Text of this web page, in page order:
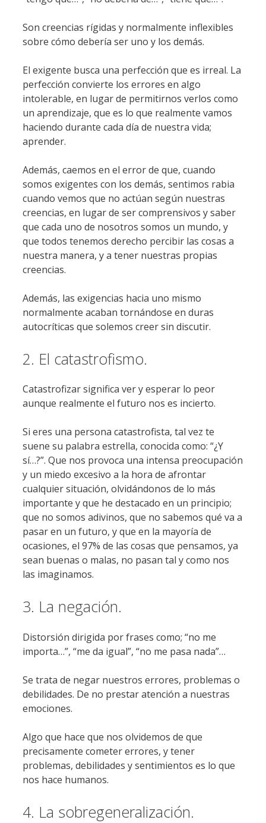
Son creencias rígidas y normalmente inflexibles
sobre cómo debería ser uno y los demás.
El exigente busca una perfección que es irreal. La
perfección convierte los errores en algo
intolerable, en lugar de permitirnos verlos como
un aprendizaje, que es lo que realmente vamos
haciendo durante cada día de nuestra vida;
aprender.
Además, caemos en el error de que, cuando
somos exigentes con los demás, sentimos rabia
cuando vemos que no actúan según nuestras
creencias, en lugar de ser comprensivos y saber
que cada uno de nosotros somos un mundo, y
que todos tenemos derecho percibir las cosas a
nuestra manera, y a tener nuestras propias
creencias.
Además, las exigencias hacia uno mismo
normalmente acaban tornándose en duras
autocríticas que solemos creer sin discutir.
2. El catastrofismo.
Catastrofizar significa ver y esperar lo peor
aunque realmente el futuro nos es incierto.
Si eres una persona catastrofista, tal vez te
suene su palabra estrella, conocida como: “¿Y
sí…?”. Que nos provoca una intensa preocupación
y un miedo excesivo a la hora de afrontar
cualquier situación, olvidándonos de lo más
importante y que he destacado en un principio;
que no somos adivinos, que no sabemos qué va a
pasar en un futuro, y que en la mayoría de
ocasiones, el 97% de las cosas que pensamos, ya
sean buenas o malas, no pasan tal y como nos
las imaginamos.
3. La negación.
Distorsión dirigida por frases como; “no me
importa…”, “me da igual”, “no me pasa nada”…
Se trata de negar nuestros errores, problemas o
debilidades. De no prestar atención a nuestras
emociones.
Algo que hace que nos olvidemos de que
precisamente cometer errores, y tener
problemas, debilidades y sentimientos es lo que
nos hace humanos.
4. La sobregeneralización.